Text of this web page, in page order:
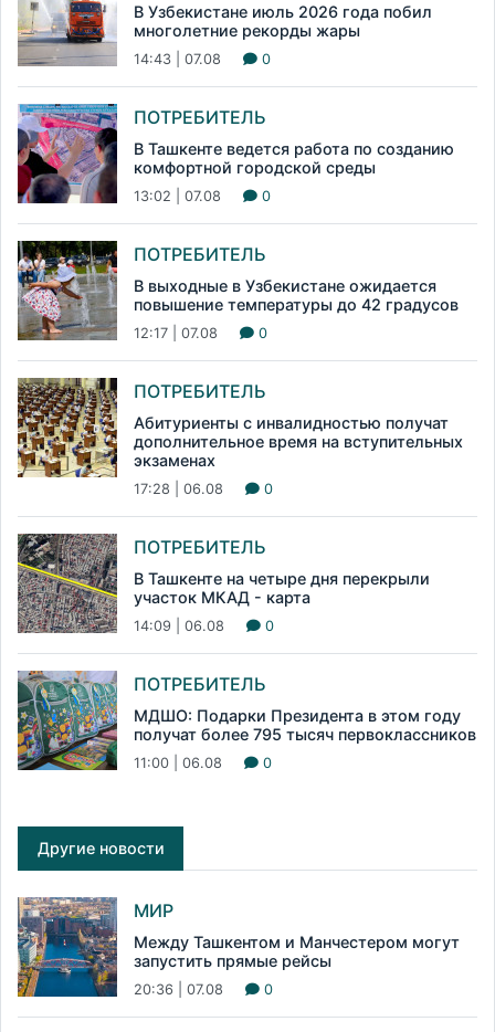
В Узбекистане июль 2026 года побил
многолетние рекорды жары
14:43 | 07.08 0
ПОТРЕБИТЕЛЬ
В Ташкенте ведется работа по созданию
комфортной городской среды
13:02 | 07.08 0
ПОТРЕБИТЕЛЬ
В выходные в Узбекистане ожидается
повышение температуры до 42 градусов
12:17 | 07.08 0
ПОТРЕБИТЕЛЬ
Абитуриенты с инвалидностью получат
дополнительное время на вступительных
экзаменах
17:28 | 06.08 0
ПОТРЕБИТЕЛЬ
В Ташкенте на четыре дня перекрыли
участок МКАД - карта
14:09 | 06.08 0
ПОТРЕБИТЕЛЬ
МДШО: Подарки Президента в этом году
получат более 795 тысяч первоклассников
11:00 | 06.08 0
Другие новости
МИР
Между Ташкентом и Манчестером могут
запустить прямые рейсы
20:36 | 07.08 0